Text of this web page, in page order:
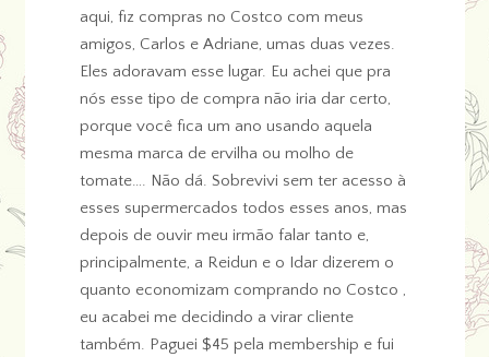
aqui, fiz compras no Costco com meus
amigos, Carlos e Adriane, umas duas vezes.
Eles adoravam esse lugar. Eu achei que pra
nós esse tipo de compra não iria dar certo,
porque você fica um ano usando aquela
mesma marca de ervilha ou molho de
tomate…. Não dá. Sobrevivi sem ter acesso à
esses supermercados todos esses anos, mas
depois de ouvir meu irmão falar tanto e,
principalmente, a Reidun e o Idar dizerem o
quanto economizam comprando no Costco ,
eu acabei me decidindo a virar cliente
também. Paguei $45 pela membership e fui